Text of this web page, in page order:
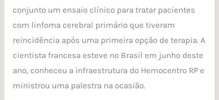
conjunto um ensaio clínico para tratar pacientes
com linfoma cerebral primário que tiveram
reincidência após uma primeira opção de terapia. A
cientista francesa esteve no Brasil em junho deste
ano, conheceu a infraestrutura do Hemocentro RP e
ministrou uma palestra na ocasião.